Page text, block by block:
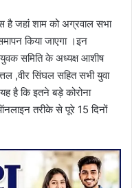
जहां शाम को अग्रवाल सभा
किया जाएगा ।इन
समिति के अध्यक्ष आशीष
,वीर सिंघल सहित सभी युवा
है कि इतने बड़े कोरोना
तरीके से पूरे 15 दिनों